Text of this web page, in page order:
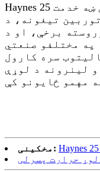
Haynes 25 د جټ انجن ډیری برخو کې ښه خدمت
تیغونه، د
برخې، او د
په مختلفو صنعتي
سره کارول
لینرونه د لوړې
مخکینی: